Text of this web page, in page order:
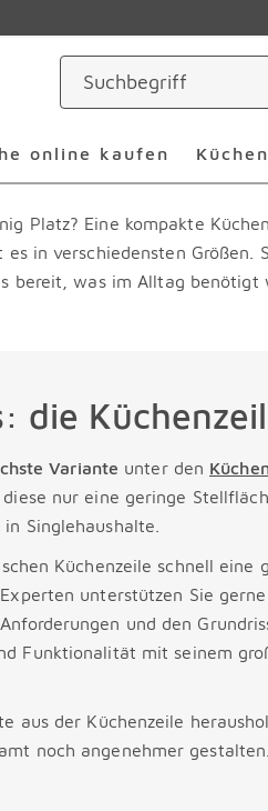
online kaufen
Platz? Eine kompakte
es in verschiedensten Größen.
bereit, was im Alltag benötigt
die
Variante unter den
nur eine geringe
Singlehaushalte.
Küchenzeile schnell eine
unterstützen Sie
und den
Funktionalität mit seinem
aus der Küchenzeile
noch angenehmer gestalten.